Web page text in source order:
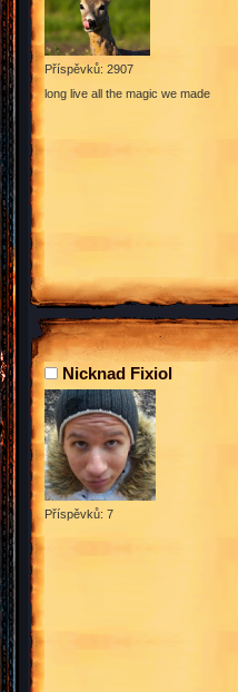
Příspěvků: 2907
long live all the magic we made
Nicknad Fixiol
Příspěvků: 7